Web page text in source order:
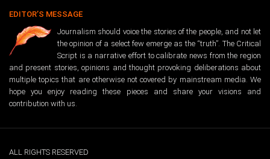
EDITOR’S MESSAGE
Journalism should voice the stories of the people, and not let
the opinion of a select few emerge as the “truth”. The Critical
Script is a narrative effort to calibrate news from the region
and present stories, opinions and thought provoking deliberations about
multiple topics that are otherwise not covered by mainstream media. We
hope you enjoy reading these pieces and share your visions and
contribution with us.
ALL RIGHTS RESERVED